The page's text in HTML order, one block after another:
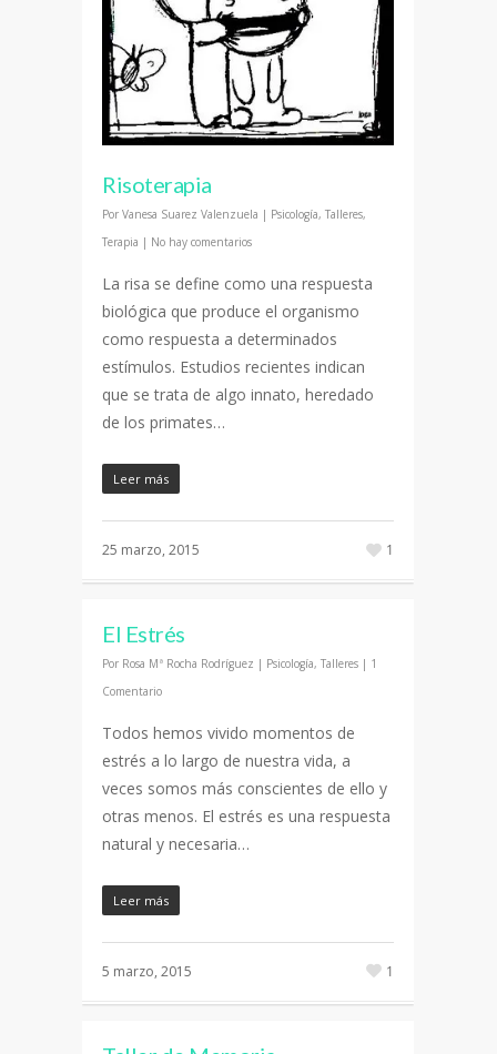
Risoterapia
Por Vanesa Suarez Valenzuela | Psicología, Talleres,
Terapia | No hay comentarios
La risa se define como una respuesta
biológica que produce el organismo
como respuesta a determinados
estímulos. Estudios recientes indican
que se trata de algo innato, heredado
de los primates…
Leer más
25 marzo, 2015 1
El Estrés
Por Rosa Mª Rocha Rodríguez | Psicología, Talleres | 1
Comentario
Todos hemos vivido momentos de
estrés a lo largo de nuestra vida, a
veces somos más conscientes de ello y
otras menos. El estrés es una respuesta
natural y necesaria…
Leer más
5 marzo, 2015 1